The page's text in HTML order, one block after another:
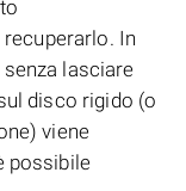
In
lasciare
disco rigido (o
viene
possibile